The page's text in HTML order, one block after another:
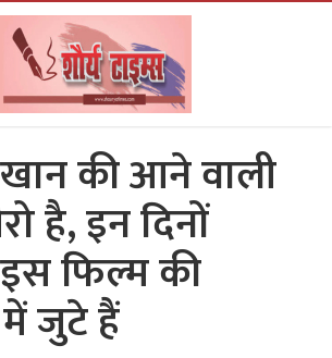
की आने वाली
है, इन दिनों
फिल्म की
में जुटे हैं